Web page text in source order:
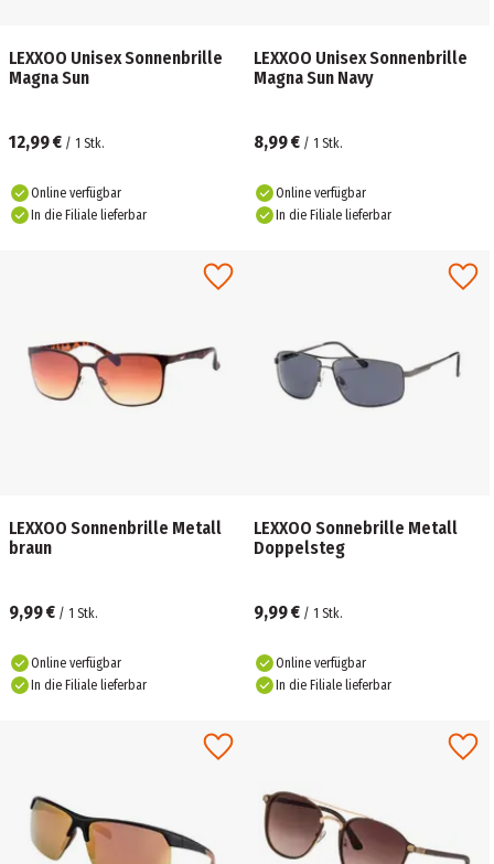
LEXXOO Unisex Sonnenbrille
Magna Sun
12,99 € / 1 Stk.
Online verfügbar
In die Filiale lieferbar
LEXXOO Unisex Sonnenbrille
Magna Sun Navy
8,99 € / 1 Stk.
Online verfügbar
In die Filiale lieferbar
LEXXOO Sonnenbrille Metall
braun
9,99 € / 1 Stk.
Online verfügbar
In die Filiale lieferbar
LEXXOO Sonnebrille Metall
Doppelsteg
9,99 € / 1 Stk.
Online verfügbar
In die Filiale lieferbar